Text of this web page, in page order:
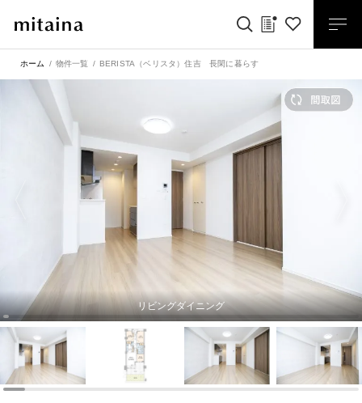
ホーム 物件一覧 BERISTA（ベリスタ）住吉 長閑に暮らす
リビングダイニング